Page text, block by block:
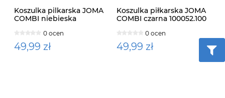
Koszulka pilkarska JOMA
COMBI niebieska
0 ocen
49,99 zł
Koszulka piłkarska JOMA
COMBI czarna 100052.100
0 ocen
49,99 zł